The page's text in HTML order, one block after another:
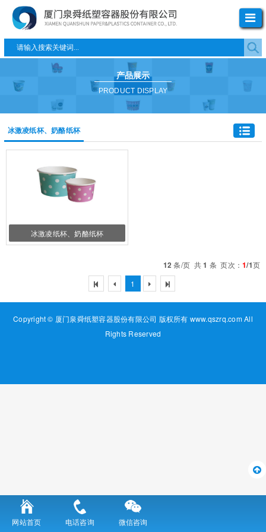
产品展示
PRODUCT DISPLAY
冰激凌纸杯、奶酪纸杯
冰激凌纸杯、奶酪纸杯
12条/页 共1 条 页次：1/1页
1
Copyright © 厦门泉舜纸塑容器股份有限公司 版权所有 www.qszrq.com All
Rights Reserved
网站首页 电话咨询 微信咨询